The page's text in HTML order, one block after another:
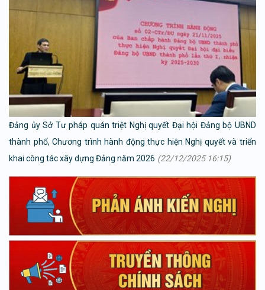
Đảng ủy Sở Tư pháp quán triệt Nghị quyết Đại hội Đảng bộ UBND
thành phố, Chương trình hành động thực hiện Nghị quyết và triển
khai công tác xây dựng Đảng năm 2026 (22/12/2025 16:15)